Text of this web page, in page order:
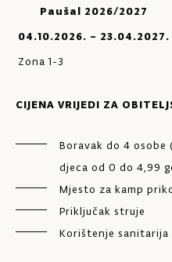
Paušal 2026/2027
04.10.2026. – 23.04.2027.
Zona 1-3
CIJENA VRIJEDI ZA
Boravak do 4
djeca od 0 do 4,99
Mjesto za kamp
Priključak struje
Korištenje sanitarija